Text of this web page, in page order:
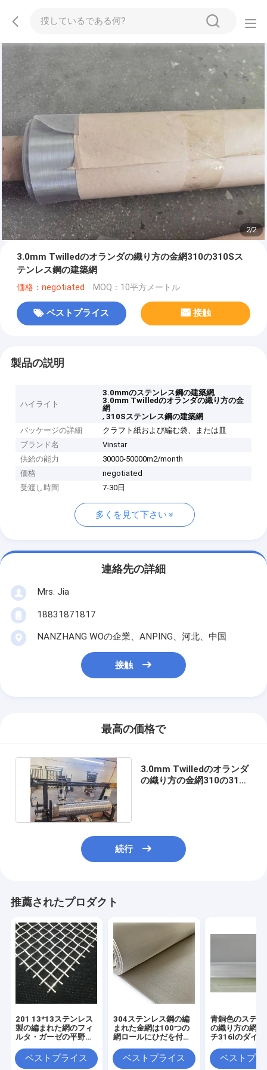
2/2
3.0mm Twilledのオランダの織り方の金網310の310Sス
テンレス鋼の建築網
価格：negotiated MOQ：10平方メートル
ベストプライス 接触
製品の説明
ハイライト
3.0mmのステンレス鋼の建築網,
3.0mm Twilledのオランダの織り方の金
網
,310Sステンレス鋼の建築網
パッケージの詳細
クラフト紙および編む袋、または皿
ブランド名
Vinstar
供給の能力
30000-50000m2/month
価格
negotiated
受渡し時間
7-30日
多くを見て下さい
連絡先の詳細
Mrs. Jia
18831871817
NANZHANG WOの企業、ANPING、河北、中国
接触
最高の価格で
3.0mm Twilledのオランダ
の織り方の金網310の310S
続行
推薦されたプロダクト
201 13*13ステンレス
製の編まれた網のフィ
ルタ・ガーゼの平野の
ヤー生地
ベストプライス
304ステンレス鋼の編
まれた金網は100つの
網ロールにひだを付け
ベストプライス
青銅色のステン
の織り方の網
チ316lのダイ
さいベストプラ